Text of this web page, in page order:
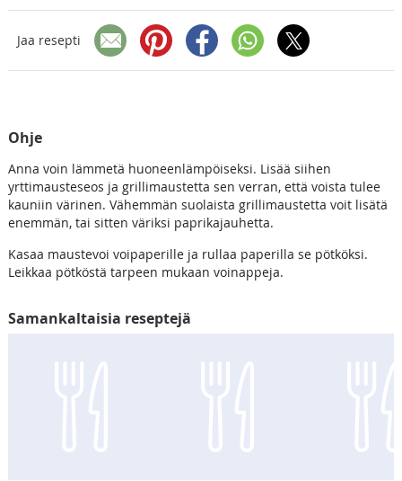
Jaa resepti
Ohje
Anna voin lämmetä huoneenlämpöiseksi. Lisää siihen
yrttimausteseos ja grillimaustetta sen verran, että voista tulee
kauniin värinen. Vähemmän suolaista grillimaustetta voit lisätä
enemmän, tai sitten väriksi paprikajauhetta.
Kasaa maustevoi voipaperille ja rullaa paperilla se pötköksi.
Leikkaa pötköstä tarpeen mukaan voinappeja.
Samankaltaisia reseptejä